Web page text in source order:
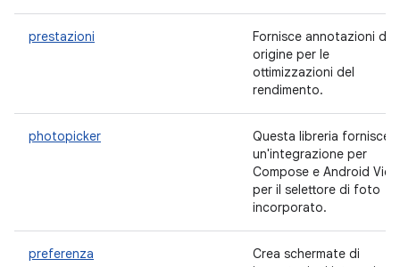
prestazioni
Fornisce annotazioni di
origine per le
ottimizzazioni del
rendimento.
photopicker
Questa libreria fornisce
un'integrazione per
Compose e Android
per il selettore di foto
incorporato.
preferenza
Crea schermate di